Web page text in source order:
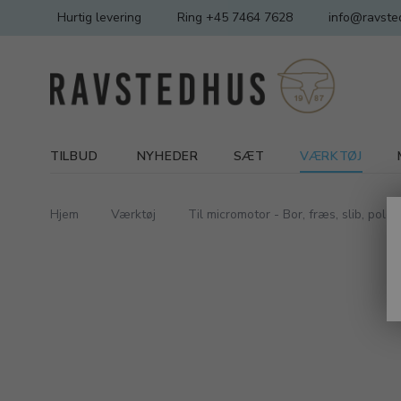
Hurtig levering Ring +45 7464 7628
TILBUD NYHEDER SÆT VÆRKTØJ
Hjem Værktøj Til micromotor - Bor, fræs, slib,